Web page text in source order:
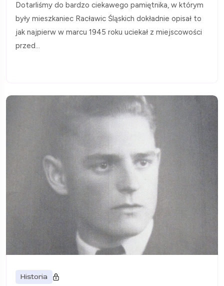
Dotarliśmy do bardzo ciekawego pamiętnika, w którym
były mieszkaniec Racławic Śląskich dokładnie opisał to
jak najpierw w marcu 1945 roku uciekał z miejscowości
przed...
Historia